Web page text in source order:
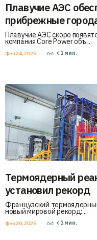
Плавучие АЭС
прибрежные
Плавучие АЭС скоро
компания Core Power объ...
Фев 24, 2025 < 1 мин.
Термоядерный
установил рекорд
Французский
новый мировой рекорд:...
Фев 20, 2025 < 1 мин.